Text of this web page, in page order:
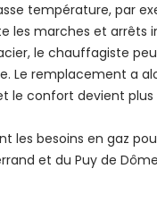
température, par
marches et arrêts
le chauffagiste
remplacement a
le confort devient
les besoins en gaz
et du Puy de